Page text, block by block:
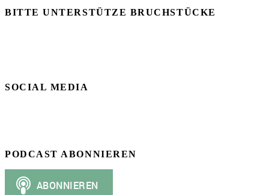
BITTE UNTERSTÜTZE BRUCHSTÜCKE
SOCIAL MEDIA
PODCAST ABONNIEREN